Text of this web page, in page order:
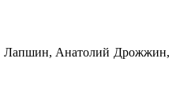
Лапшин, Анатолий Дрожжин,